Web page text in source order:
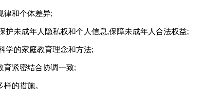
律和个体差异;
护未成年人隐私权和个人信息,保障未成年人合法权益;
学的家庭教育理念和方法;
育紧密结合协调一致;
的措施。